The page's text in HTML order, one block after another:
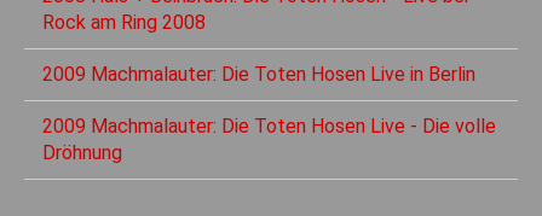
Rock am Ring 2008
2009 Machmalauter: Die Toten Hosen Live in Berlin
2009 Machmalauter: Die Toten Hosen Live - Die volle
Dröhnung